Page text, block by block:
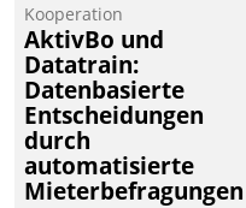
Quartier. Dazwischen
zeigte Datatrain, was es
Neues zu bieten hat.
Kooperation
AktivBo und
Datatrain:
Datenbasierte
Entscheidungen
durch
automatisierte
Mieterbefragungen